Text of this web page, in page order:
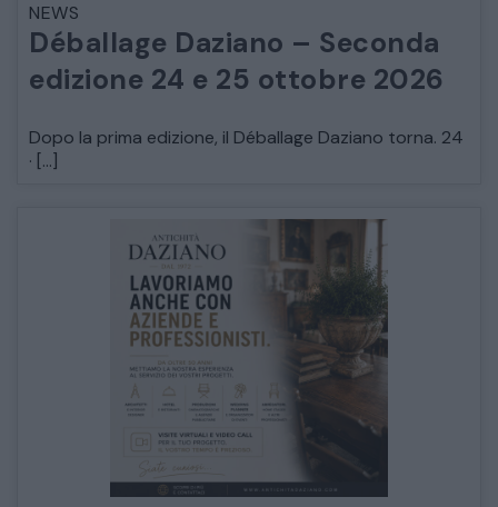
CATALOGO COMPLETO
MOBILI
CAMERE
NEWS
Déballage Daziano – Seconda
edizione 24 e 25 ottobre 2026
Dopo la prima edizione, il Déballage Daziano torna. 24
· […]